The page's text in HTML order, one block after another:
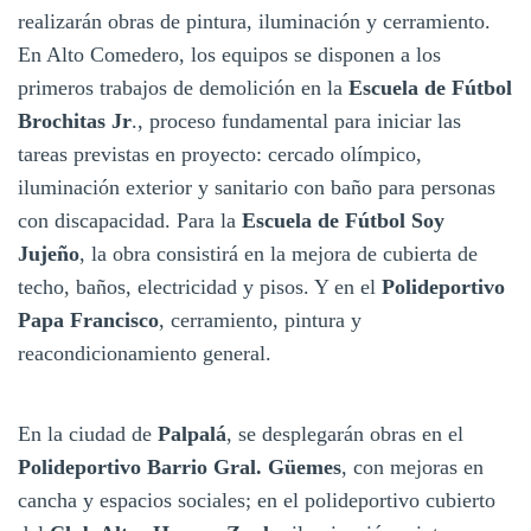
realizarán obras de pintura, iluminación y cerramiento.
En Alto Comedero, los equipos se disponen a los
primeros trabajos de demolición en la Escuela de Fútbol
Brochitas Jr., proceso fundamental para iniciar las
tareas previstas en proyecto: cercado olímpico,
iluminación exterior y sanitario con baño para personas
con discapacidad. Para la Escuela de Fútbol Soy
Jujeño, la obra consistirá en la mejora de cubierta de
techo, baños, electricidad y pisos. Y en el Polideportivo
Papa Francisco, cerramiento, pintura y
reacondicionamiento general.
En la ciudad de Palpalá, se desplegarán obras en el
Polideportivo Barrio Gral. Güemes, con mejoras en
cancha y espacios sociales; en el polideportivo cubierto